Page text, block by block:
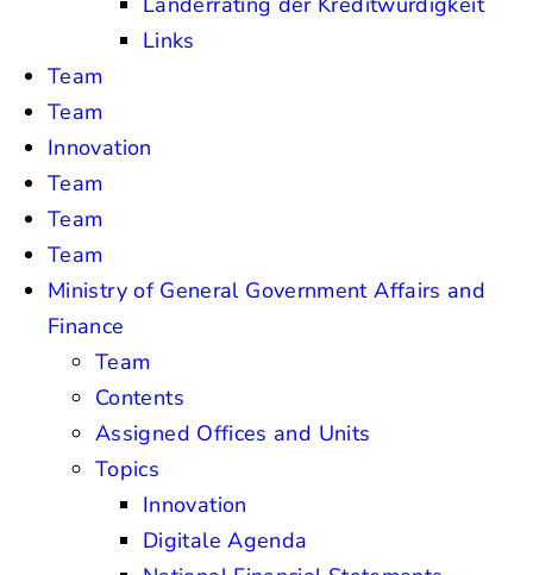
Links
Team
Team
Innovation
Team
Team
Team
Ministry of General Government Affairs and
Finance
Team
Contents
Assigned Offices and Units
Topics
Innovation
Digitale Agenda